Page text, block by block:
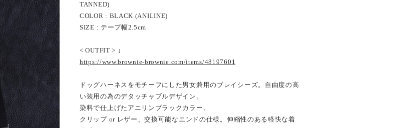
TANNED)
COLOR : BLACK (ANILINE)
SIZE : テープ幅2.5cm
< OUTFIT > ↓
https://www.brownie-brownie.com/items/48197601
ドッグハーネスをモチーフにした男女兼用のブレイシーズ。自由度の高
い装用の為のデタッチャブルデザイン。
染料で仕上げたアニリンブラックカラー。
クリップ or レザー、交換可能なエンドの仕様。伸縮性のある軽快な着